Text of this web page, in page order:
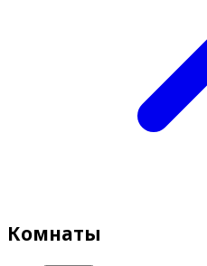
Комнаты